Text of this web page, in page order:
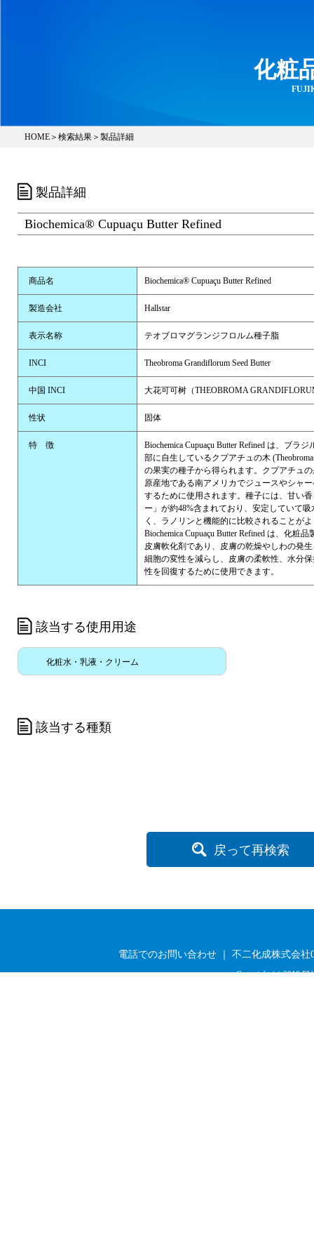
化粧
HOME ＞ 検索結果 ＞製品詳細
製品詳細
Biochemica® Cupuaçu Butter Refined
商品名 Biochemica® Cupuaçu Butter Refined
製造会社 Hallstar
表示名称 テオブロマグランジフロルム種子脂
INCI Theobroma Grandiflorum Seed Butter
中国 INCI 大花可可树（THEOBROMA
性状 固体
特 徴
Biochemica Cupuaçu Butter Refined は、ブラ
部に自生しているクプアチュの木
の果実の種子から得られます。クプアチュ
原産地である南アメリカでジュースやシャ
するために使用されます。種子には、甘い
ー」が約48%含まれており、安定していて吸
く、ラノリンと機能的に比較されることが
Biochemica Cupuaçu Butter Refined は、化粧
皮膚軟化剤であり、皮膚の乾燥やしわの発
細胞の変性を減らし、皮膚の柔軟性、水分
性を回復するために使用できます。
該当する使用用途
化粧水・乳液・クリーム
該当する種類
戻って再検索
電話でのお問い合わせ ｜ 不二化成株式会社
Copyright (c) 2019